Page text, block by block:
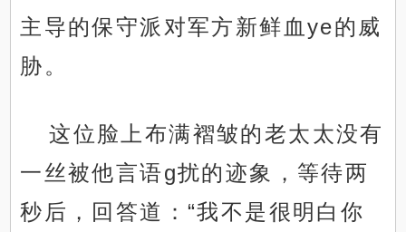
主导的保守派对军方新鲜血ye的威
胁。
这位脸上布满褶皱的老太太没有
一丝被他言语g扰的迹象，等待两
秒后，回答道：“我不是很明白你